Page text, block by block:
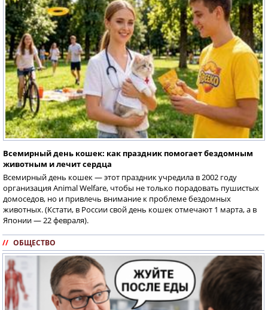
Всемирный день кошек: как праздник помогает бездомным
животным и лечит сердца
Всемирный день кошек — этот праздник учредила в 2002 году
организация Animal Welfare, чтобы не только порадовать пушистых
домоседов, но и привлечь внимание к проблеме бездомных
животных. (Кстати, в России свой день кошек отмечают 1 марта, а в
Японии — 22 февраля).
// ОБЩЕСТВО